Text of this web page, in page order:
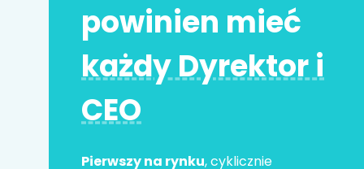
Adres e-mail*
powinien mieć
każdy Dyrektor i
CEO
Pierwszy na rynku, cyklicznie